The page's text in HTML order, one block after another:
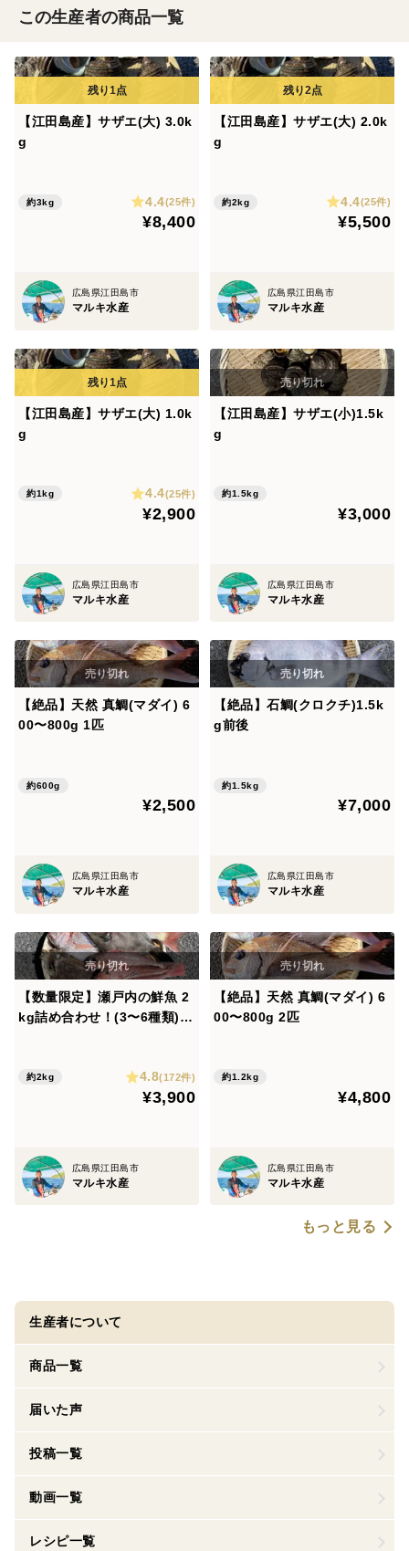
この生産者の商品一覧
【江田島産】サザエ(大) 3.0k
g
約3kg 4.4(25件)
¥8,400
広島県江田島市
マルキ水産
【江田島産】サザエ(大) 2.0k
g
約2kg 4.4(25件)
¥5,500
広島県江田島市
マルキ水産
【江田島産】サザエ(大) 1.0k
g
約1kg 4.4(25件)
¥2,900
広島県江田島市
マルキ水産
【江田島産】サザエ(小)1.5k
g
約1.5kg
¥3,000
広島県江田島市
マルキ水産
【絶品】天然 真鯛(マダイ) 6
00〜800g 1匹
約600g
¥2,500
広島県江田島市
マルキ水産
【絶品】石鯛(クロクチ)1.5k
g前後
約1.5kg
¥7,000
広島県江田島市
マルキ水産
【数量限定】瀬戸内の鮮魚 2
kg詰め合わせ！(3〜6種類)10
約2kg 4.8(172件)
¥3,900
広島県江田島市
マルキ水産
【絶品】天然 真鯛(マダイ) 6
00〜800g 2匹
約1.2kg
¥4,800
広島県江田島市
マルキ水産
もっと見る
生産者について
商品一覧
届いた声
投稿一覧
動画一覧
レシピ一覧